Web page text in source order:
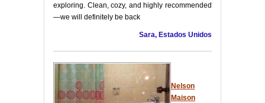
exploring. Clean, cozy, and highly recommended
—we will definitely be back
Sara, Estados Unidos
Nelson
Maison